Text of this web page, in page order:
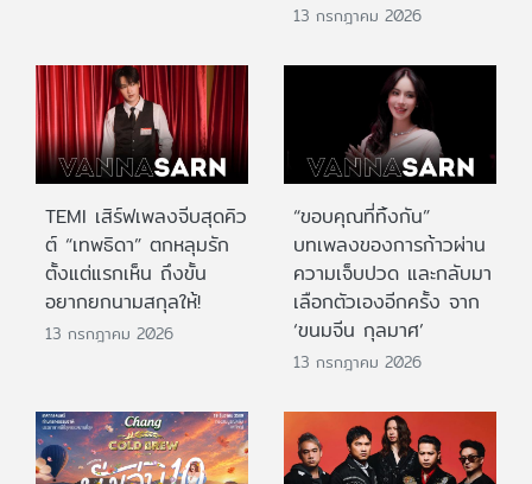
13 กรกฎาคม 2026
TEMI เสิร์ฟเพลงจีบสุดคิว
ต์ “เทพธิดา” ตกหลุมรัก
ตั้งแต่แรกเห็น ถึงขั้น
อยากยกนามสกุลให้!
13 กรกฎาคม 2026
“ขอบคุณที่ทิ้งกัน”
บทเพลงของการก้าวผ่าน
ความเจ็บปวด และกลับมา
เลือกตัวเองอีกครั้ง จาก
‘ขนมจีน กุลมาศ’
13 กรกฎาคม 2026